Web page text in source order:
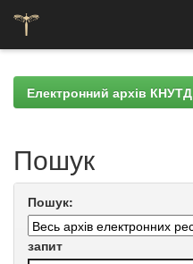
navigationЕлектронний архів КНУТД
Пошук
Пошук:
запит